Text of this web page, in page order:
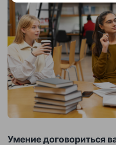
Умение договориться